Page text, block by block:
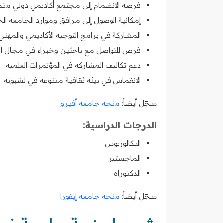
فرصة الانضمام إلى مجتمع أكاديمي دولي
إمكانية الوصول إلى مرافق وموارد الجامعة
المشاركة في برامج التوجيه الأكاديمي
فرص للتواصل مع باحثين وخبراء في
دعم تكاليف المشاركة في المؤتمرات العلمية
الانغماس في بيئة ثقافية متنوعة في لشبونة
سجّل أيضاً: منحة جامعة أفيرو
الدرجات الدراسية:
البكالوريوس
الماجستير
الدكتوراه
سجّل أيضاً: منحة جامعة إيفورا